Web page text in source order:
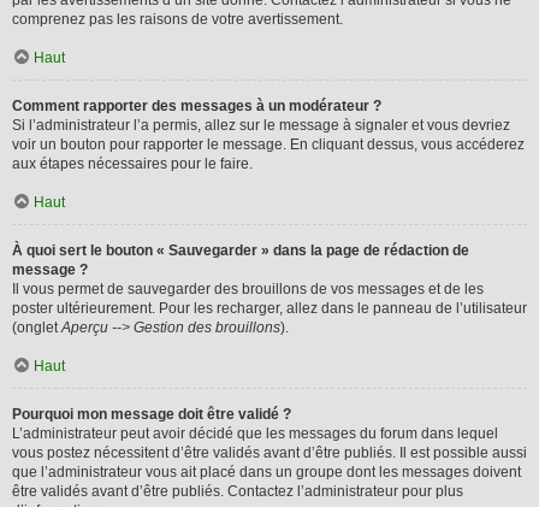
comprenez pas les raisons de votre avertissement.
Haut
Comment rapporter des messages à un modérateur ?
Si l’administrateur l’a permis, allez sur le message à signaler et vous devriez
voir un bouton pour rapporter le message. En cliquant dessus, vous accéderez
aux étapes nécessaires pour le faire.
Haut
À quoi sert le bouton « Sauvegarder » dans la page de rédaction de
message ?
Il vous permet de sauvegarder des brouillons de vos messages et de les
poster ultérieurement. Pour les recharger, allez dans le panneau de l’utilisateur
(ongletAperçu --> Gestion des brouillons).
Haut
Pourquoi mon message doit être validé ?
L’administrateur peut avoir décidé que les messages du forum dans lequel
vous postez nécessitent d’être validés avant d’être publiés. Il est possible aussi
que l’administrateur vous ait placé dans un groupe dont les messages doivent
être validés avant d’être publiés. Contactez l’administrateur pour plus